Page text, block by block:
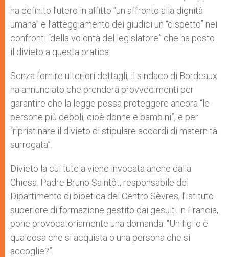
ha definito l’utero in affitto “un affronto alla dignità
umana” e l’atteggiamento dei giudici un “dispetto” nei
confronti “della volontà del legislatore” che ha posto
il divieto a questa pratica.
Senza fornire ulteriori dettagli, il sindaco di Bordeaux
ha annunciato che prenderà provvedimenti per
garantire che la legge possa proteggere ancora “le
persone più deboli, cioè donne e bambini”, e per
“ripristinare il divieto di stipulare accordi di maternità
surrogata”.
Divieto la cui tutela viene invocata anche dalla
Chiesa. Padre Bruno Saintôt, responsabile del
Dipartimento di bioetica del Centro Sèvres, l’Istituto
superiore di formazione gestito dai gesuiti in Francia,
pone provocatoriamente una domanda: “Un figlio è
qualcosa che si acquista o una persona che si
accoglie?”.